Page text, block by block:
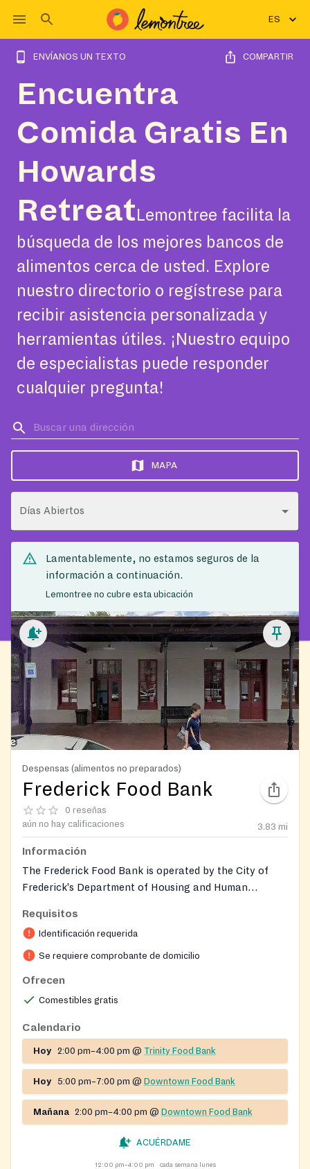
ES
ENVÍANOS UN TEXTO COMPARTIR
Encuentra
Comida Gratis En
Howards
Retreat Lemontree facilita la
búsqueda de los mejores bancos de
alimentos cerca de usted. Explore
nuestro directorio o regístrese para
recibir asistencia personalizada y
herramientas útiles. ¡Nuestro equipo
de especialistas puede responder
cualquier pregunta!
MAPA
Días Abiertos
Lamentablemente, no estamos seguros de la
información a continuación.
Lemontree no cubre esta ubicación
Despensas (alimentos no preparados)
Frederick Food Bank
0 reseñas
aún no hay calificaciones
3.83 mi
Información
The Frederick Food Bank is operated by the City of
Frederick's Department of Housing and Human
nutritious groceries to individuals and families facing
economic hardship, serving between 600 and 800
households each month. The program serves very low-
a nondiscriminatory program following USDA
guidelines. Two locations serve the community: the
department also offers the Frederick Community Table
(community meal program), health care, housing
support, and other social services.
Requisitos
Identificación requerida
Se requiere comprobante de domicilio
Ofrecen
Comestibles gratis
Calendario
Hoy 2:00 pm–4:00 pm @ Trinity Food Bank
Hoy 5:00 pm–7:00 pm @ Downtown Food Bank
Mañana 2:00 pm–4:00 pm @ Downtown Food Bank
ACUÉRDAME
12:00 pm–4:00 pm
cada semana lunes